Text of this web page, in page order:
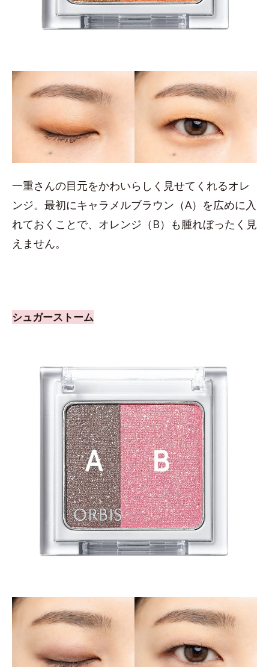
一重さんの目元をかわいらしく見せてくれるオレ
ンジ。最初にキャラメルブラウン（A）を広めに入
れておくことで、オレンジ（B）も腫れぼったく見
えません。
シュガーストーム